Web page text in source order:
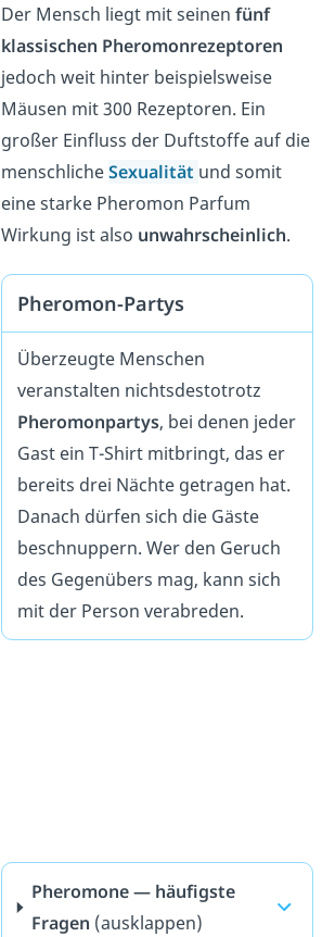
Der Mensch liegt mit seinen fünf
klassischen Pheromonrezeptoren
jedoch weit hinter beispielsweise
Mäusen mit 300 Rezeptoren. Ein
großer Einfluss der Duftstoffe auf die
menschlicheSexualität und somit
eine starke Pheromon Parfum
Wirkung ist also unwahrscheinlich.
Pheromon-Partys
Überzeugte Menschen
veranstalten nichtsdestotrotz
Pheromonpartys, bei denen jeder
Gast ein T-Shirt mitbringt, das er
bereits drei Nächte getragen hat.
Danach dürfen sich die Gäste
beschnuppern. Wer den Geruch
des Gegenübers mag, kann sich
mit der Person verabreden.
Pheromone — häufigste
Fragen (ausklappen)